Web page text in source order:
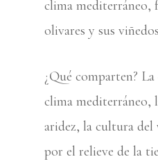
clima mediterráneo,
olivares y sus
¿Qué comparten?
clima mediterráneo,
aridez, la cultura del
por el relieve de la